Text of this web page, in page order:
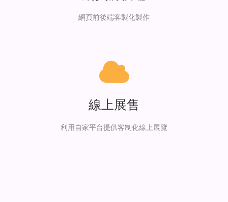
網頁前後端客製化製作
線上展售
利用自家平台提供客制化線上展覽